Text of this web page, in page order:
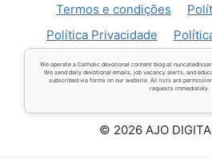
Termos e condições
Política Privacidade
We operate a Catholic devotional content blog at
We send daily devotional emails, job vacancy alerts, and
subscribed via forms on our website. All lists are
requests immediately.
© 2026 AJO